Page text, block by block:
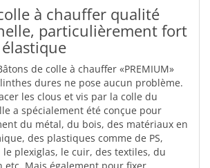
à chauffer qualité
particulièrement fort
de colle à chauffer «PREMIUM»
dures ne pose aucun problème.
les clous et vis par la colle du
a spécialement été conçue pour
du métal, du bois, des matériaux en
des plastiques comme de PS,
le plexiglas, le cuir, des textiles, du